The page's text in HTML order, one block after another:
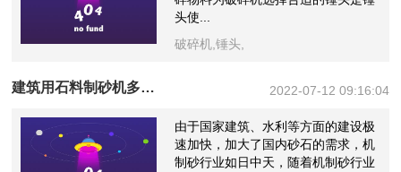
头使...
破碎机,锤头,
建筑用石料制砂机多少钱一台？上海山美为您报价！ 2022-07-12 09:16:04
由于国家建筑、水利等方面的建设极
速加快，加大了国内砂石的需求，机
制砂行业如日中天，随着机制砂行业